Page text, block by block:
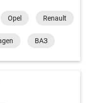
Opel Renault
ВАЗ